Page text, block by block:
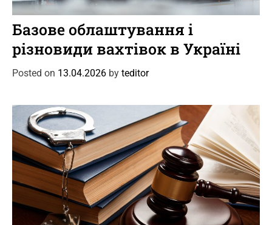
C
a
t
e
g
Новини Цікаве
Базове облаштування і
різновиди вахтівок в Україні
Posted on 13.04.2026 by teditor